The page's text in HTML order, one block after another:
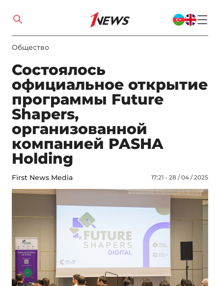
Общество
Состоялось
официальное открытие
программы Future
Shapers,
организованной
компанией PASHA
Holding
First News Media 17:21 - 28 / 04 / 2025